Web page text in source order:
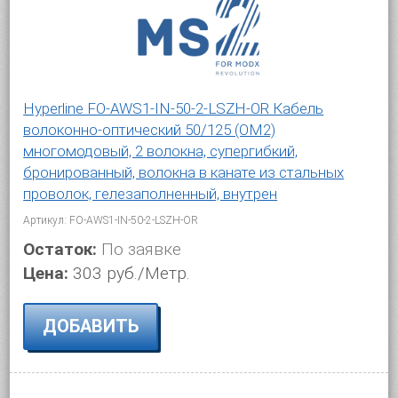
эксплуатации в производственной среде
с высоким уровнем электромагнитных помех. Для
заказа доступны кабели для передачи данных
в вариантах интерфейса RS-232, RS-422, RS-485,
Hyperline FO-AWS1-IN-50-2-LSZH-OR Кабель
волоконно-оптический 50/125 (OM2)
многомодовый, 2 волокна, супергибкий,
бронированный, волокна в канате из стальных
проволок, гелезаполненный, внутрен
Артикул: FO-AWS1-IN-50-2-LSZH-OR
Остаток: По заявке
Цена: 303 руб./Метр.
ДОБАВИТЬ